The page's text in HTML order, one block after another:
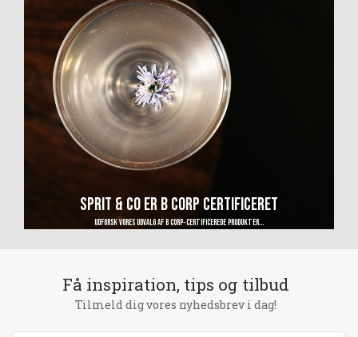
SPRIT & CO ER B CORP CERTIFICERET​
Udforsk vores udvalg af B Corp‑certificerede produkter...
Få inspiration, tips og tilbud
Tilmeld dig vores nyhedsbrev i dag!